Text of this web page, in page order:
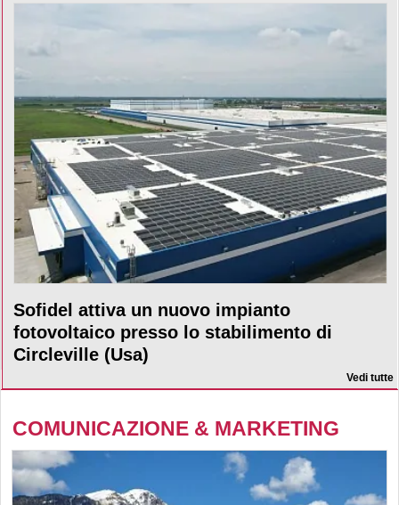
Sofidel attiva un nuovo impianto
fotovoltaico presso lo stabilimento di
Circleville (Usa)
Vedi tutte
COMUNICAZIONE & MARKETING